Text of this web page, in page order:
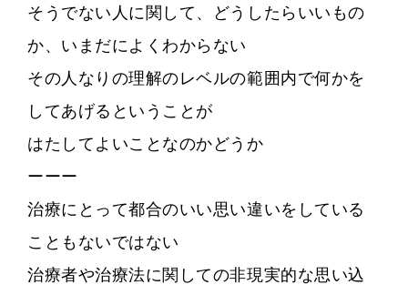
そうでない人に関して、どうしたらいいもの
か、いまだによくわからない
その人なりの理解のレベルの範囲内で何かを
してあげるということが
はたしてよいことなのかどうか
ーーー
治療にとって都合のいい思い違いをしている
こともないではない
治療者や治療法に関しての非現実的な思い込